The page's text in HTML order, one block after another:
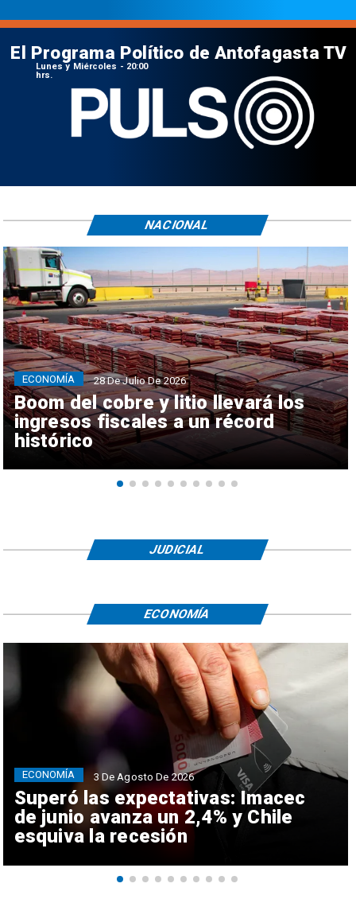
El Programa Político de Antofagasta TV
Lunes y Miércoles - 20:00
hrs.
Boom del cobre y litio llevará los
ingresos fiscales a un récord
histórico
ECONOMÍA 28 De Julio De 2026
NACIONAL
JUDICIAL
Superó las expectativas: Imacec
de junio avanza un 2,4% y Chile
esquiva la recesión
ECONOMÍA 3 De Agosto De 2026
ECONOMÍA